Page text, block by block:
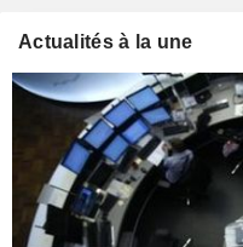
Actualités à la une